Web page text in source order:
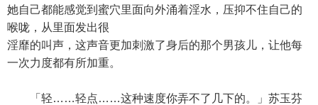
她自己都能感觉到蜜穴里面向外涌着淫水，压抑不住自己的
喉咙，从里面发出很
淫靡的叫声，这声音更加刺激了身后的那个男孩儿，让他每
一次力度都有所加重。
「轻……轻点……这种速度你弄不了几下的。」苏玉芬